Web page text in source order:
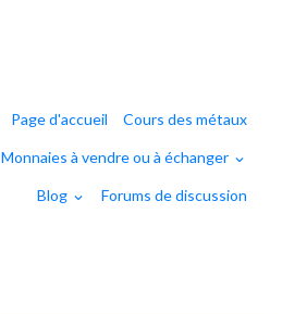
Page d'accueil Cours des métaux
Monnaies à vendre ou à échanger
Blog Forums de discussion